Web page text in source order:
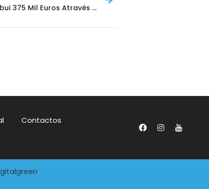
Câmara Distribui 375 Mil Euros Através Do PAC
Contactos
.